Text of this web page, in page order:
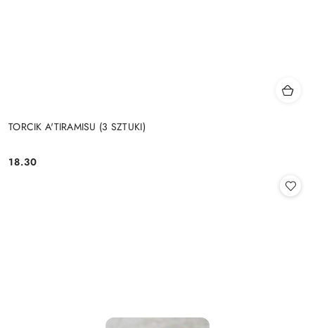
TORCIK A'TIRAMISU (3 SZTUKI)
Cena:
18.30